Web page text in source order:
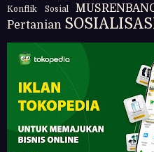
Konflik Sosial
Pertanian